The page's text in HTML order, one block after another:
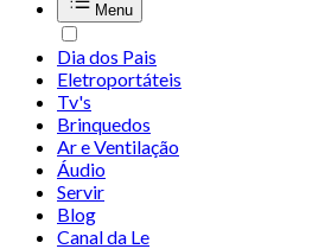
Menu
Dia dos Pais
Eletroportáteis
Tv's
Brinquedos
Ar e Ventilação
Áudio
Servir
Blog
Canal da Le